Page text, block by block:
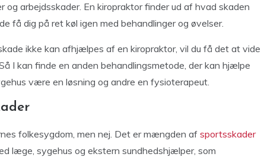
arbejdsskader. En kiropraktor finder ud af hvad skaden
få dig på ret køl igen med behandlinger og øvelser.
ikke kan afhjælpes af en kiropraktor, vil du få det at vide
I kan finde en anden behandlingsmetode, der kan hjælpe
være en løsning og andre en fysioterapeut.
folkesygdom, men nej. Det er mængden af sportsskader
læge, sygehus og ekstern sundhedshjælper, som